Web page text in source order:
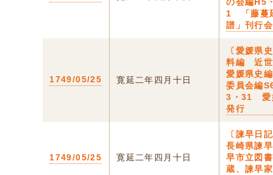
の会編H5
1 「藤蔓
譜」刊行
1749/05/25 寛延二年四月十日
〔愛媛県
料編 近世
愛媛県史
委員会編
3・31 愛
発行
1749/05/25 寛延二年四月十日
〔諫早日
長崎県諫
早市立図
蔵、諫早